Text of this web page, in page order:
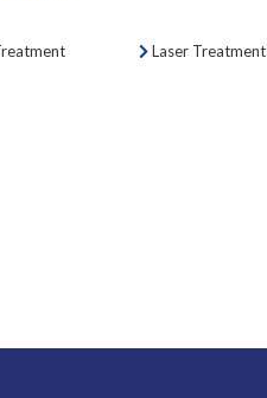
Laser Treatment